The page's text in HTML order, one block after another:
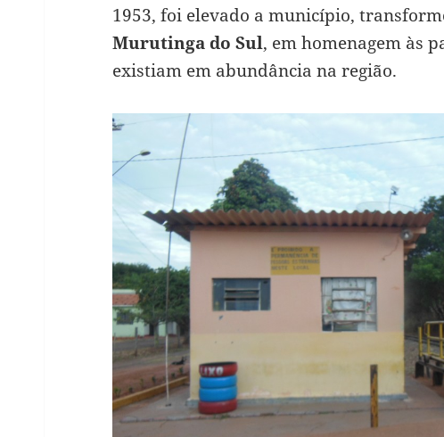
1953, foi elevado a município,
Murutinga do Sul, em homenagem às
existiam em abundância na região.